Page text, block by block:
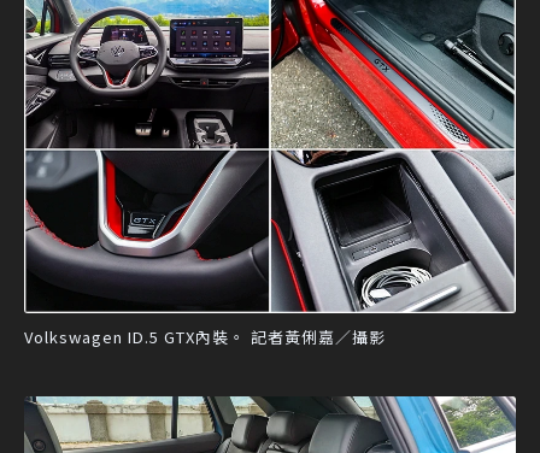
Volkswagen ID.5 GTX內裝。 記者黃俐嘉／攝影